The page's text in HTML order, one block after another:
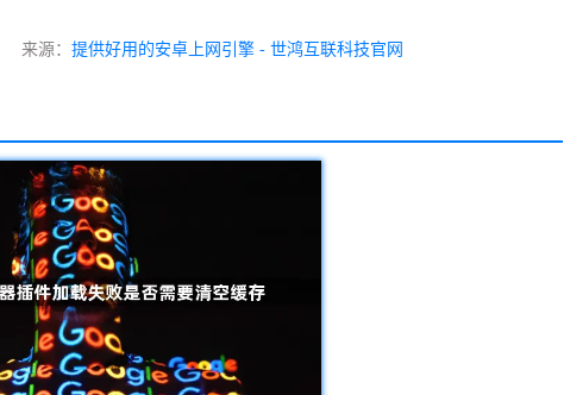
来源： 提供好用的安卓上网引擎 - 世鸿互联科技官网